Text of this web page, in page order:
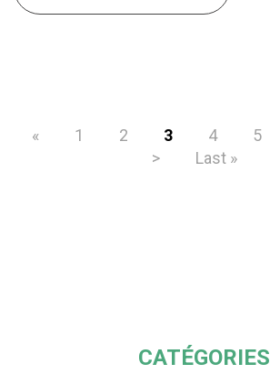
« 1 2 3 4 5
>
Last »
CATÉGORIES